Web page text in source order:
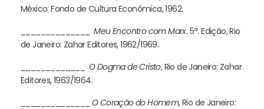
México: Fondo de Cultura Econômica, 1962.
______________Meu Encontro com Marx. 5ª. Edição, Rio
de Janeiro: Zahar Editores, 1962/1969.
O Dogma de Cristo, Rio de Janeiro: Zahar
Editores, 1963/1964.
O Coração do Homem, Rio de Janeiro: